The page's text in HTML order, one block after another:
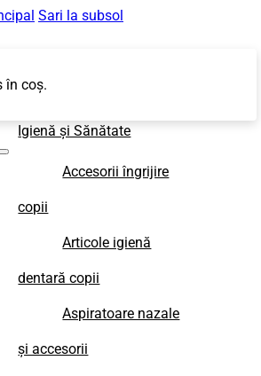
Sari la subsol
Igienă și Sănătate
Accesorii îngrijire
copii
Articole igienă
dentară copii
Aspiratoare nazale
și accesorii
în coș.